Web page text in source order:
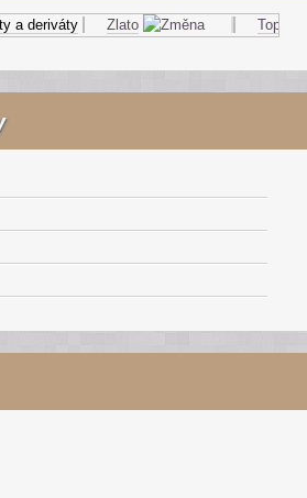
deriváty Zlato Topný